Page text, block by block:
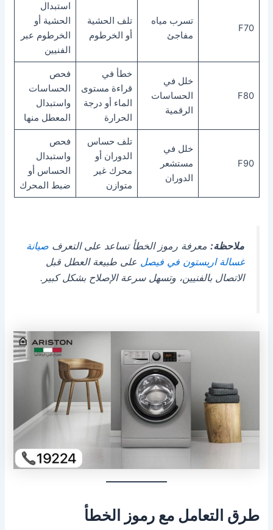
F70
تسرب مياه
مفاجئ
تلف الحشية
أو الخرطوم
استبدال
الحشية أو
الخرطوم عبر
الفنيين
F80
خلل في
الحساسات
الرقمية
خطأ في
قراءة مستوى
الماء أو درجة
الحرارة
فحص
الحساسات
واستبدال
المعطل منها
F90
خلل في
مستشعر
الدوران
تلف حساس
الدوران أو
محرك غير
متوازن
فحص
واستبدال
الحساس أو
ضبط المحرك
ملاحظة: معرفة رموز الخطأ تساعد على التعرفصيانة
غسالة اريستون في فيصل على طبيعة العطل قبل
الاتصال بالفنيين، وتسهل سرعة الإصلاح بشكل كبير.
طرق التعامل مع رموز الخطأ